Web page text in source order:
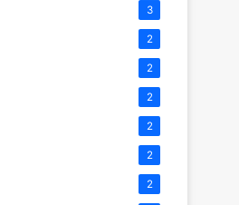
3
2
2
2
2
2
2